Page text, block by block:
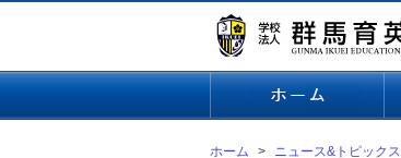
ホーム ニュース&トピックス